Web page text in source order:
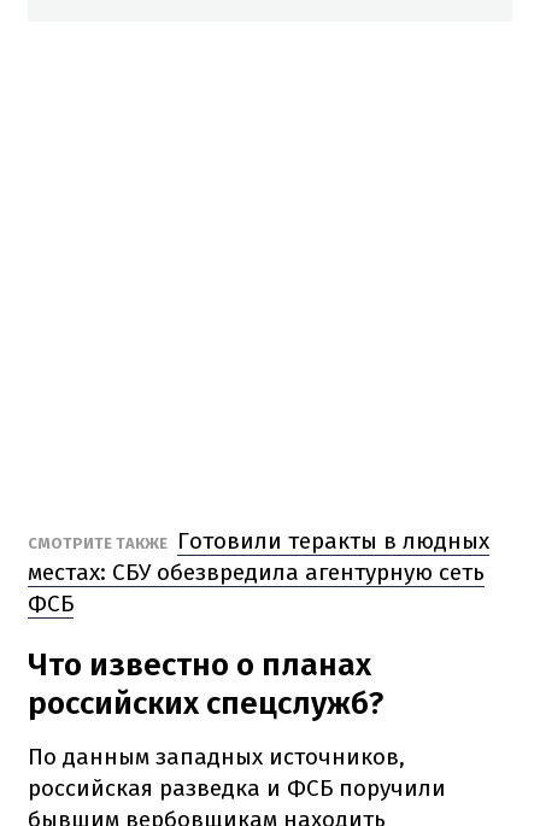
СМОТРИТЕ ТАКЖЕ
Готовили теракты в людных
местах: СБУ обезвредила агентурную сеть
ФСБ
Что известно о планах
российских спецслужб?
По данным западных источников,
российская разведка и ФСБ поручили
бывшим вербовщикам находить